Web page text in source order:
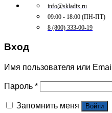
info@skladix.ru
09:00 - 18:00 (ПН-ПТ)
8 (800) 333-00-19
Вход
Имя пользователя или Email
Пароль *
Запомнить меня Войти